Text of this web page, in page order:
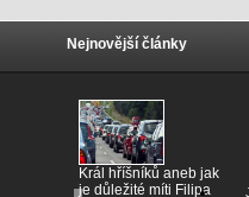
Nejnovější články
Král hříšníků aneb jak
je důležité míti Filipa